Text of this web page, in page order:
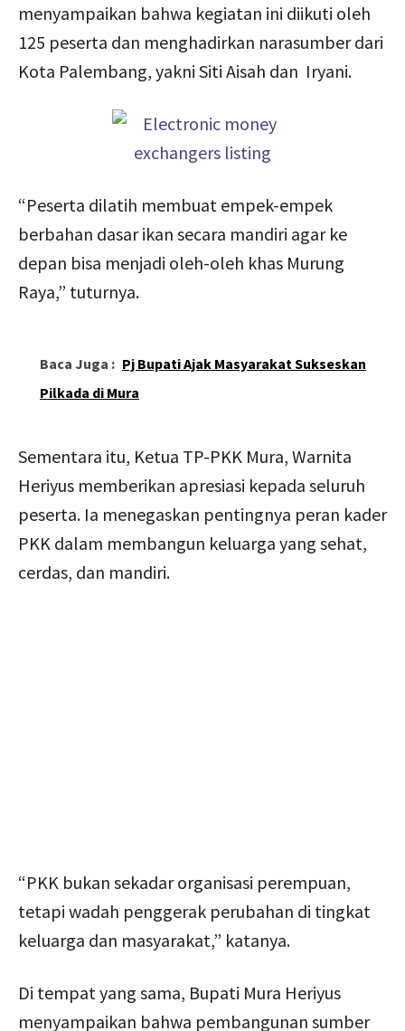
menyampaikan bahwa kegiatan ini diikuti oleh
125 peserta dan menghadirkan narasumber dari
Kota Palembang, yakni Siti Aisah dan Iryani.
“Peserta dilatih membuat empek-empek
berbahan dasar ikan secara mandiri agar ke
depan bisa menjadi oleh-oleh khas Murung
Raya,” tuturnya.
Baca Juga : Pj Bupati Ajak Masyarakat Sukseskan
Pilkada di Mura
Sementara itu, Ketua TP-PKK Mura, Warnita
Heriyus memberikan apresiasi kepada seluruh
peserta. Ia menegaskan pentingnya peran kader
PKK dalam membangun keluarga yang sehat,
cerdas, dan mandiri.
“PKK bukan sekadar organisasi perempuan,
tetapi wadah penggerak perubahan di tingkat
keluarga dan masyarakat,” katanya.
Di tempat yang sama, Bupati Mura Heriyus
menyampaikan bahwa pembangunan sumber